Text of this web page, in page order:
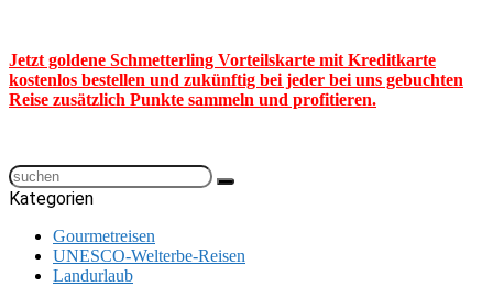
Jetzt goldene Schmetterling Vorteilskarte mit Kreditkarte
kostenlos bestellen und zukünftig bei jeder bei uns gebuchten
Reise zusätzlich Punkte sammeln und profitieren.
Kategorien
Gourmetreisen
UNESCO-Welterbe-Reisen
Landurlaub